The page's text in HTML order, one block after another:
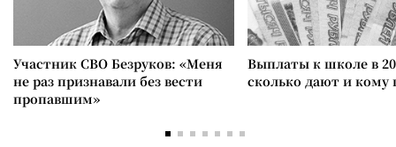
Участник СВО Безруков: «Меня
не раз признавали без вести
пропавшим»
Выплаты к школе в
сколько дают и